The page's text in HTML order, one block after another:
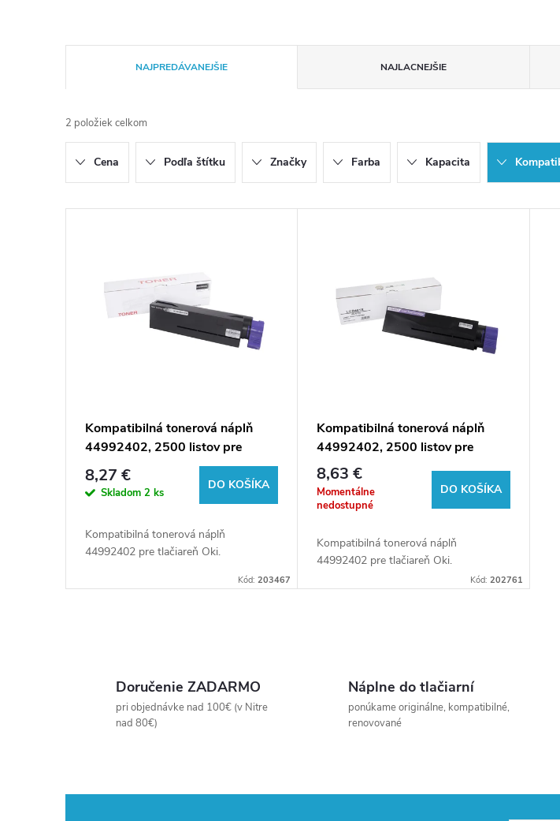
a
d
e
n
NAJPREDÁVANEJŠIE NAJLACNEJŠIE
2 položiek celkom
Cena Podľa štítku Značky Farba Kapacita
u
Kompatibilná tonerová náplň
44992402, 2500 listov pre
tlačiarne Oki
8,27 €
Skladom 2 ks
DO KOŠÍKA
Kompatibilná tonerová náplň
44992402 pre tlačiareň Oki.
Kód:203467
Kompatibilná tonerová náplň
44992402, 2500 listov pre
tlačiarne Oki (Orink white box)
8,63 €
Momentálne
nedostupné
DO KOŠÍKA
Kompatibilná tonerová náplň
44992402 pre tlačiareň Oki.
Kód: 202761
Doručenie ZADARMO
pri objednávke nad 100€ (v Nitre
nad 80€)
Náplne do tlačiarní
ponúkame originálne, kompatibilné,
renovované